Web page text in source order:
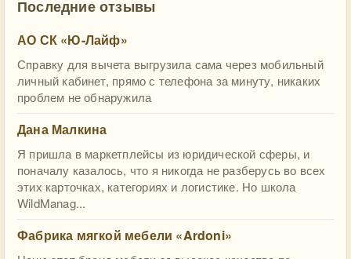
Последние отзывы
АО СК «Ю-Лайф»
Справку для вычета выгрузила сама через мобильный
личный кабинет, прямо с телефона за минуту, никаких
проблем не обнаружила
Дана Малкина
Я пришла в маркетплейсы из юридической сферы, и
поначалу казалось, что я никогда не разберусь во всех
этих карточках, категориях и логистике. Но школа
WildManag...
Фабрика мягкой мебели «Ardoni»